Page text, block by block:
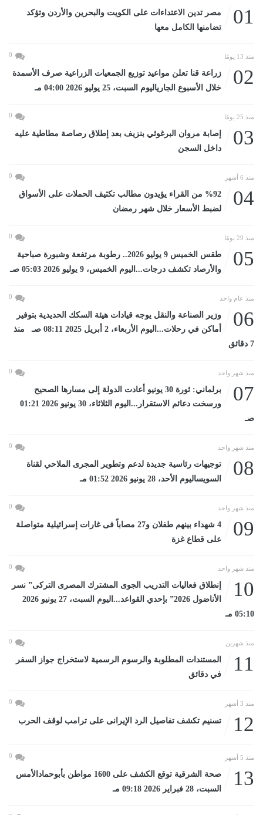
01
مصر تدين الاعتداءات على الكويت والبحرين والأردن وتؤكد
تضامنها الكامل معها
منذ 13 يومًا 0
02
زراعة قنا تعلن مواعيد توزيع الجمعيات الزراعية صرف الأسمدة
خلال الأسبوع الجارياليوم السبت، 25 يوليو 2026 04:00 مـ
منذ 25 يومًا 0
03
إصابة مروان البرغوثي بنزيف بعد إطلاق رصاصة مطاطية عليه
داخل السجن
منذ 6 أشهر 0
04
%92 من القراء يؤيدون مطالب تكثيف الحملات على الأسواق
لضبط الأسعار خلال شهر رمضان
منذ 29 يومًا 0
05
طقس الخميس 9 يوليو 2026.. رطوبة مرتفعة وشبورة صباحية
والأرصاد تكشف درجات...اليوم الخميس، 9 يوليو 2026 05:03 صـ
منذ عام واحد 0
06
وزير الصناعة والنقل يوجه قيادات هيئة السكك الحديدية بتوفير
أماكن في رحلات...اليوم الأربعاء، 2 أبريل 2025 08:11 صـ منذ
7 دقائق
منذ شهر واحد 0
07
برلماني: ثورة 30 يونيو أعادت الدولة إلى مسارها الصحيح
ورسخت دعائم الاستقرار...اليوم الثلاثاء، 30 يونيو 2026 01:21
صـ
منذ شهر واحد 0
08
توجيهات رئاسية جديدة لدعم وتطوير المجرى الملاحي لقناة
السويساليوم الأحد، 28 يونيو 2026 01:52 مـ
منذ شهر واحد 0
09
4 شهداء بينهم طفلان و27 مصاباً فى غارات إسرائيلية متواصلة
على قطاع غزة
منذ شهر واحد 0
10
إنطلاق فعاليات التدريب الجوى المشترك المصرى التركى” نسر
الأناضول 2026” بإحدي القواعد...اليوم السبت، 27 يونيو 2026
05:10 مـ
منذ شهرين 0
11
المستندات المطلوبة والرسوم الرسمية لاستخراج جواز السفر
في دقائق
منذ 3 أشهر 0
12 تسنيم تكشف تفاصيل الرد الإيرانى على ترامب لوقف الحرب
منذ 5 أشهر 0
13
صحة الشرقية توقع الكشف على 1600 مواطن بأبوحمادالأمس
السبت، 28 فبراير 2026 09:18 مـ